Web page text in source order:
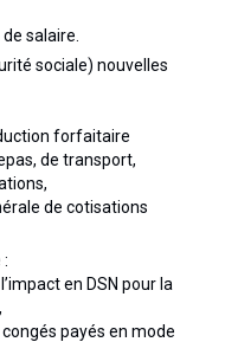
salaire.
sociale) nouvelles
forfaitaire
de transport,
de cotisations
en DSN pour la
payés en mode